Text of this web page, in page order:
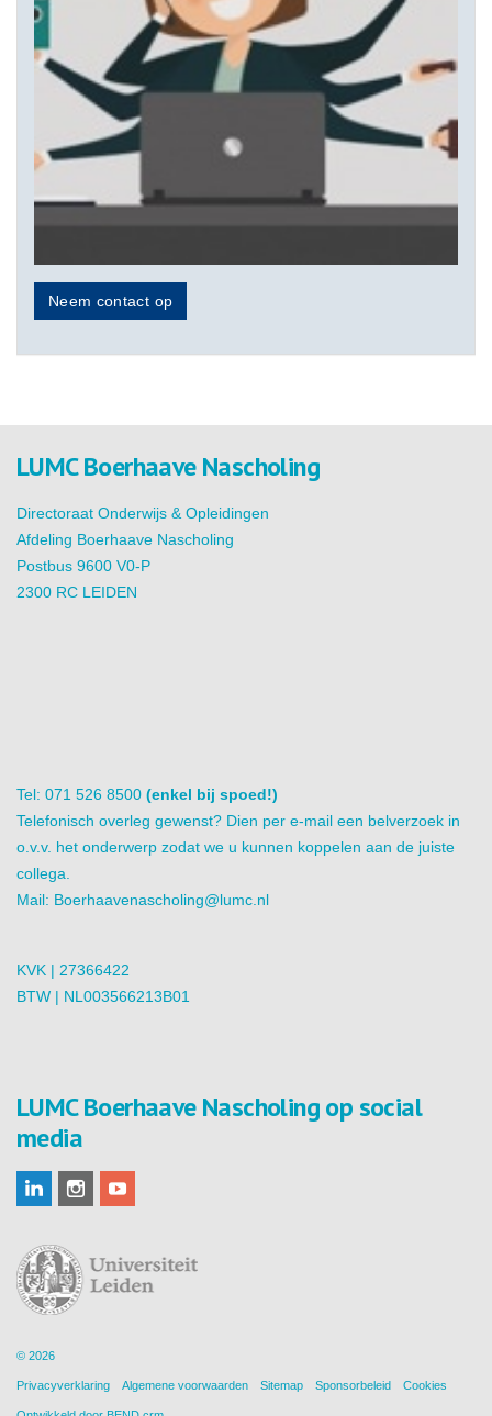
Neem contact op
LUMC Boerhaave Nascholing
Directoraat Onderwijs & Opleidingen
Afdeling Boerhaave Nascholing
Postbus 9600 V0-P
2300 RC LEIDEN
Tel: 071 526 8500 (enkel bij spoed!)
Telefonisch overleg gewenst? Dien per e-mail een belverzoek in
o.v.v. het onderwerp zodat we u kunnen koppelen aan de juiste
collega.
Mail: Boerhaavenascholing@lumc.nl
KVK | 27366422
BTW | NL003566213B01
LUMC Boerhaave Nascholing op social
media
© 2026
Privacyverklaring Algemene voorwaarden Sitemap Sponsorbeleid Cookies